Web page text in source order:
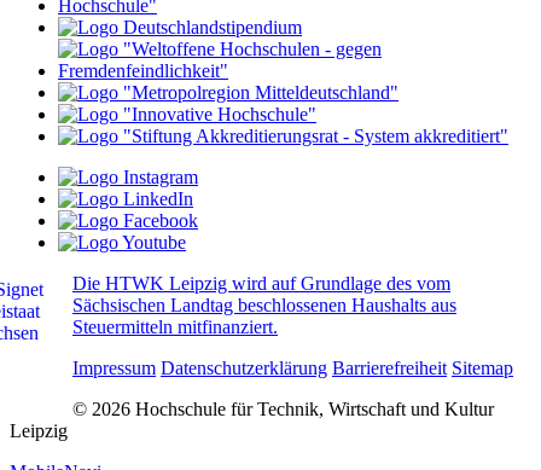
Die HTWK Leipzig wird auf Grundlage des vom
Sächsischen Landtag beschlossenen Haushalts aus
Steuermitteln mitfinanziert.
Impressum Datenschutzerklärung Barrierefreiheit Sitemap
© 2026 Hochschule für Technik, Wirtschaft und Kultur
Leipzig